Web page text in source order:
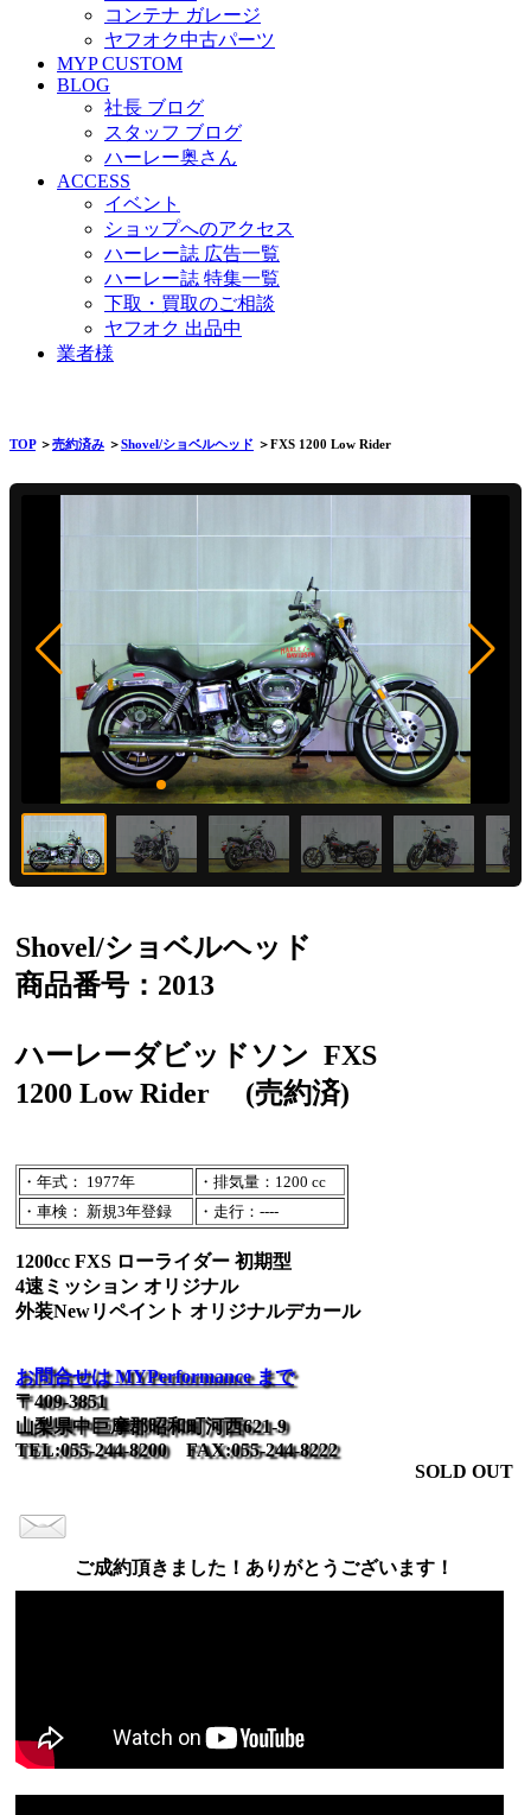
コンテナ ガレージ
ヤフオク中古パーツ
MYP CUSTOM
BLOG
社長 ブログ
スタッフ ブログ
ハーレー奥さん
ACCESS
イベント
ショップへのアクセス
ハーレー誌 広告一覧
ハーレー誌 特集一覧
下取・買取のご相談
ヤフオク 出品中
業者様
TOP＞売約済み ＞Shovel/ショベルヘッド ＞FXS 1200 Low Rider
Shovel/ショベルヘッド
商品番号：2013
ハーレーダビッドソン FXS
1200 Low Rider
(売約済)
・年式： 1977年
・排気量：1200 cc
・車検： 新規3年登録
・走行：----
1200cc FXS ローライダー 初期型
4速ミッション オリジナル
外装Newリペイント オリジナルデカール
お問合せは MYPerformance まで
〒409-3851
山梨県中巨摩郡昭和町河西621-9
TEL:055-244-8200 FAX:055-244-8222
SOLD OUT
ご成約頂きました！ありがとうございます！